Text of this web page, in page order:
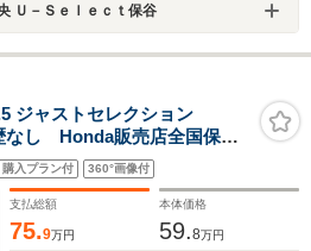
Ｕ－Ｓｅｌｅｃｔ保谷
ジャストセレクション
し Honda販売店全国保証1
ックカメラ ETC クルー
スライドドア ワンセグTV
ル
購入プラン付 360°画像付
支払総額
75.9万円
本体価格
59.8万円